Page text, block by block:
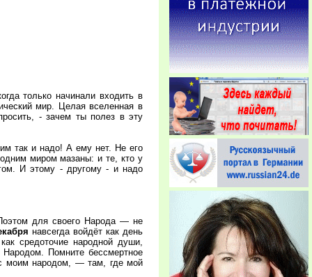
только начинали входить в
мир. Целая вселенная в
- зачем ты полез в эту
им так и надо! А ему нет. Не его
миром мазаны: и те, кто у
И этому - другому - и надо
для своего Народа — не
навсегда войдёт как день
средоточие народной души,
Помните бессмертное
с моим народом, — там, где мой